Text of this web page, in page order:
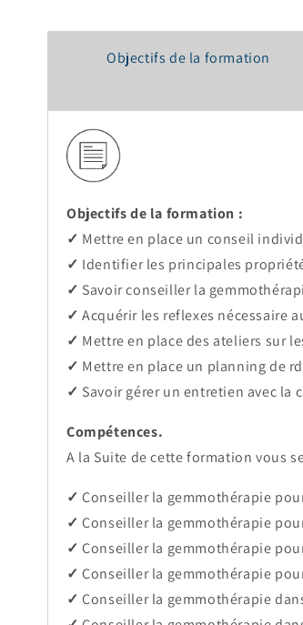
Objectifs de la formation
Objectifs de la formation :
✓ Mettre en place un conseil
✓ Identifier les principales
✓ Savoir conseiller la
✓Acquérir les reflexes nécessaire
✓ Mettre en place des ateliers sur
✓ Mettre en place un planning de
✓ Savoir gérer un entretien avec la
Compétences.
A la Suite de cette formation vous
✓Conseiller la gemmothérapie
✓Conseiller la gemmothérapie
✓Conseiller la gemmothérapie
✓Conseiller la gemmothérapie
✓Conseiller la gemmothérapie